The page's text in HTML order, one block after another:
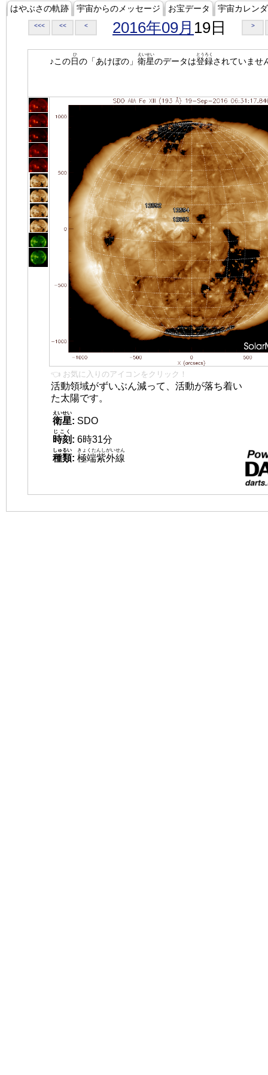
はやぶさの軌跡 宇宙からのメッセージ お宝データ 宇宙カレン
<<< << < 2016年09月 19日 >
♪この日
ひ
の「あけぼの」 衛星
えいせい
のデータは登録
とうろく
されていませ
👈 お気に入りのアイコンをクリック！
活動領域がずいぶん減って、活動が落ち着い
た太陽です。
衛星
えいせい
: SDO
時刻
じこく
: 6時31分
種類
しゅるい
: 極端紫外線
きょくたんしがいせん